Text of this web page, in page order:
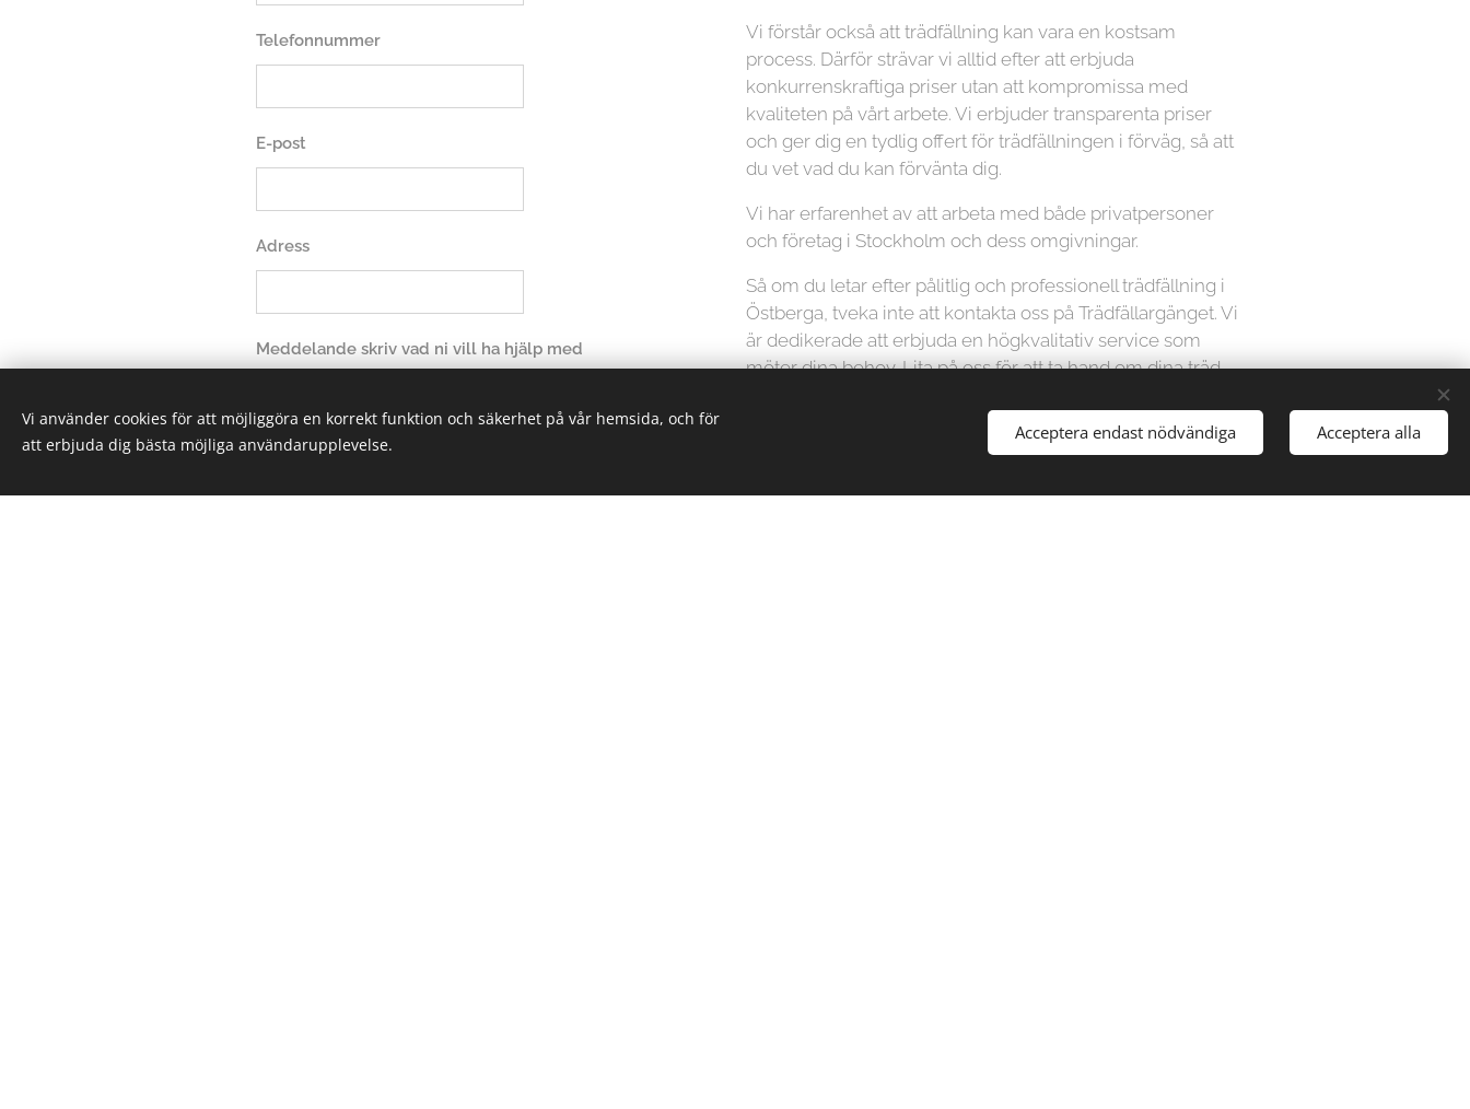
Telefonnummer
E-post
Adress
Meddelande skriv vad ni vill ha hjälp med
Vi förstår också att trädfällning kan vara en kostsam
process. Därför strävar vi alltid efter att erbjuda
konkurrenskraftiga priser utan att kompromissa med
kvaliteten på vårt arbete. Vi erbjuder transparenta priser
och ger dig en tydlig offert för trädfällningen i förväg, så att
du vet vad du kan förvänta dig.
Vi har erfarenhet av att arbeta med både privatpersoner
och företag i Stockholm och dess omgivningar.
Så om du letar efter pålitlig och professionell trädfällning i
Östberga, tveka inte att kontakta oss på Trädfällargänget. Vi
är dedikerade att erbjuda en högkvalitativ service som
möter dina behov. Lita på oss för att ta hand om dina träd
en kostnadsfri offert och boka din trädfällningstjänst.
Vi använder cookies för att möjliggöra en korrekt funktion och säkerhet på vår hemsida, och för
att erbjuda dig bästa möjliga användarupplevelse.
Acceptera endast nödvändiga Acceptera alla